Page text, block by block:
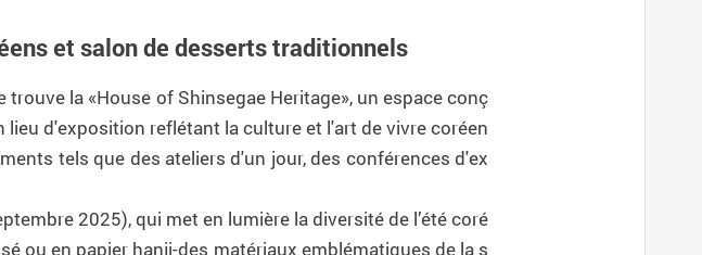
et salon de desserts traditionnels
la «House of Shinsegae Heritage», un espace conç
d'exposition reflétant la culture et l'art de vivre coréen
tels que des ateliers d'un jour, des conférences d'ex
2025), qui met en lumière la diversité de l’été coré
ou en papier hanji-des matériaux emblématiques de la s